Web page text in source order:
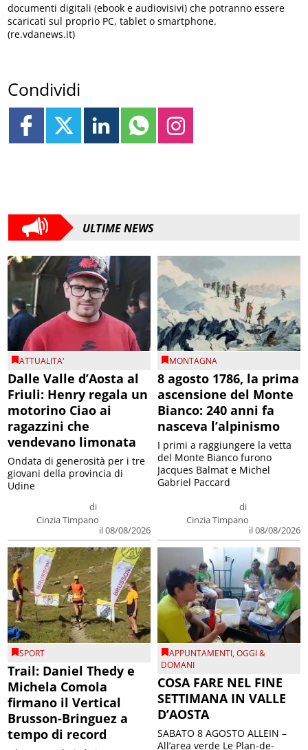
documenti digitali (ebook e audiovisivi) che potranno essere
scaricati sul proprio PC, tablet o smartphone.
(re.vdanews.it)
Condividi
ULTIME NEWS
ATTUALITA'
Dalle Valle d’Aosta al
Friuli: Henry regala un
motorino Ciao ai
ragazzini che
vendevano limonata
di
Cinzia Timpano
il 08/08/2026
Ondata di generosità per i tre
giovani della provincia di
Udine
MONTAGNA
8 agosto 1786, la prima
ascensione del Monte
Bianco: 240 anni fa
nasceva l’alpinismo
di
Cinzia Timpano
il 08/08/2026
I primi a raggiungere la vetta
del Monte Bianco furono
Jacques Balmat e Michel
Gabriel Paccard
SPORT
Trail: Daniel Thedy e
Michela Comola
firmano il Vertical
Brusson-Bringuez a
tempo di record
APPUNTAMENTI,OGGI &
DOMANI
COSA FARE NEL FINE
SETTIMANA IN VALLE
D’AOSTA
SABATO 8 AGOSTO ALLEIN –
All’area verde Le Plan-de-